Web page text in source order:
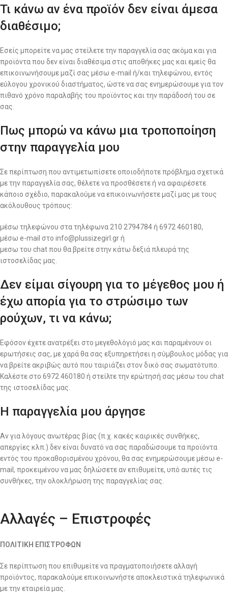
Τι κάνω αν ένα προϊόν δεν είναι άμεσα
διαθέσιμο;
Εσείς μπορείτε να μας στείλετε την παραγγελία σας ακόμα και για
προϊόντα που δεν είναι διαθέσιμα στις αποθήκες μας και εμείς θα
επικοινωνήσουμε μαζί σας μέσω e-mail ή/και τηλεφώνου, εντός
εύλογου χρονικού διαστήματος, ώστε να σας ενημερώσουμε για τον
πιθανό χρόνο παραλαβής του προϊόντος και την παράδοσή του σε
σας.
Πως μπορώ να κάνω μια τροποποίηση
στην παραγγελία μου
Σε περίπτωση που αντιμετωπίσετε οποιοδήποτε πρόβλημα σχετικά
με την παραγγελία σας, θέλετε να προσθέσετε ή να αφαιρέσετε
κάποιο σχέδιο, παρακαλούμε να επικοινωνήσετε μαζί μας με τους
ακόλουθους τρόπους:
μέσω τηλεφώνου στα τηλέφωνα 210 2794784 ή 6972 460180,
μέσω e-mail στο info@plussizegirl.gr ή
μεσω του chat που θα βρείτε στην κάτω δεξιά πλευρά της
ιστοσελίδας μας.
Δεν είμαι σίγουρη για το μέγεθος μου ή
έχω απορία για το στρώσιμο των
ρούχων, τι να κάνω;
Εφόσον έχετε ανατρέξει στο μεγεθολόγιό μας και παραμένουν οι
ερωτήσεις σας, με χαρά θα σας εξυπηρετήσει η σύμβουλος μόδας για
να βρείτε ακριβώς αυτό που ταιριάζει στον δικό σας σωματότυπο.
Καλέστε στο 6972 460180 ή στείλτε την ερώτησή σας μέσω του chat
της ιστοσελίδας μας.
Η παραγγελία μου άργησε
Αν για λόγους ανωτέρας βίας (π.χ. κακές καιρικές συνθήκες,
απεργίες κλπ.) δεν είναι δυνατό να σας παραδώσουμε τα προϊόντα
εντός του προκαθορισμένου χρόνου, θα σας ενημερώσουμε μέσω e-
mail, προκειμένου να μας δηλώσετε αν επιθυμείτε, υπό αυτές τις
συνθήκες, την ολοκλήρωση της παραγγελίας σας.
Αλλαγές – Επιστροφές
ΠΟΛΙΤΙΚΗ ΕΠΙΣΤΡΟΦΩΝ
Σε περίπτωση που επιθυμείτε να πραγματοποιήσετε αλλαγή
προϊόντος, παρακαλούμε επικοινωνήστε αποκλειστικά τηλεφωνικά
με την εταιρεία μας.